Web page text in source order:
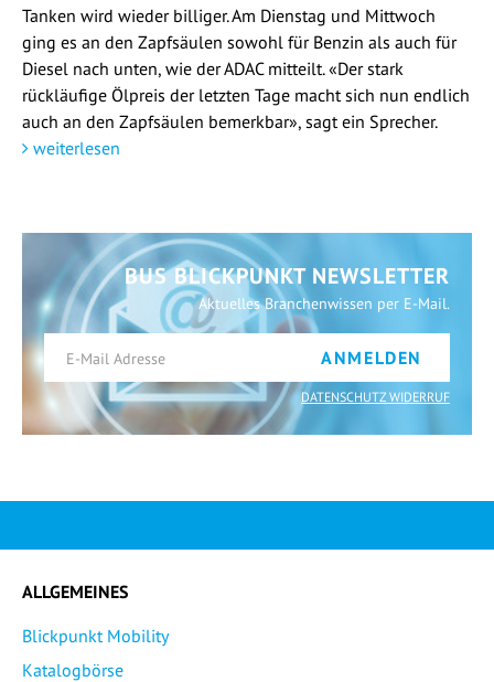
Tanken wird wieder billiger. Am Dienstag und Mittwoch
ging es an den Zapfsäulen sowohl für Benzin als auch für
Diesel nach unten, wie der ADAC mitteilt. «Der stark
rückläufige Ölpreis der letzten Tage macht sich nun endlich
auch an den Zapfsäulen bemerkbar», sagt ein Sprecher.
weiterlesen
BUS BLICKPUNKT NEWSLETTER
Aktuelles Branchenwissen per E-Mail.
ANMELDEN
DATENSCHUTZ WIDERRUF
ALLGEMEINES
Blickpunkt Mobility
Katalogbörse